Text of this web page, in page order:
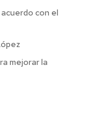
con el
mejorar la